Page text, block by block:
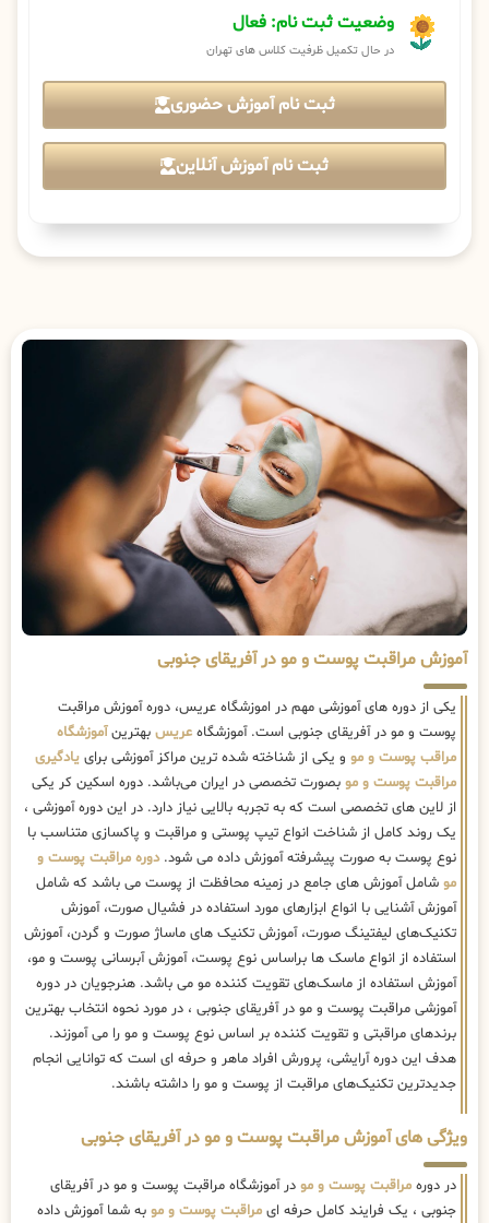
وضعیت ثبت نام: فعال
در حال تکمیل ظرفیت کلاس های تهران
ثبت نام آموزش حضوری
ثبت نام آموزش آنلاین
آموزش مراقبت پوست و مو در آفریقای جنوبی
یکی از دوره های آموزشی مهم در اموزشگاه عریس، دوره آموزش مراقبت
پوست و مو در آفریقای جنوبی است. آموزشگاه عریس بهترینآموزشگاه
مراقب پوست و مو و یکی از شناخته شده ترین مراکز آموزشی برای یادگیری
مراقبت پوست و مو بصورت تخصصی در ایران می‌باشد. دوره اسکین کر یکی
از لاین های تخصصی است که به تجربه بالایی نیاز دارد. در این دوره آموزشی ،
یک روند کامل از شناخت انواع تیپ پوستی و مراقبت و پاکسازی متناسب با
نوع پوست به صورت پیشرفته آموزش داده می شود.دوره مراقبت پوست و
مو شامل آموزش های جامع در زمینه محافظت از پوست می باشد که شامل
آموزش آشنایی با انواع ابزارهای مورد استفاده در فشیال صورت، آموزش
تکنیک‌های لیفتینگ صورت، آموزش تکنیک های ماساژ صورت و گردن، آموزش
استفاده از انواع ماسک ها براساس نوع پوست، آموزش آبرسانی پوست و مو،
آموزش استفاده از ماسک‌های تقویت کننده مو می باشد. هنرجویان در دوره
آموزشی مراقبت پوست و مو در آفریقای جنوبی ، در مورد نحوه انتخاب بهترین
برندهای مراقبتی و تقویت کننده بر اساس نوع پوست و مو را می آموزند.
هدف این دوره آرایشی، پرورش افراد ماهر و حرفه ای است که توانایی انجام
جدیدترین تکنیک‌های مراقبت از پوست و مو را داشته باشند.
ویژگی های آموزش مراقبت پوست و مو در آفریقای جنوبی
در دوره مراقبت پوست و مو در آموزشگاه مراقبت پوست و مو در آفریقای
جنوبی ، یک فرایند کامل حرفه ای مراقبت پوست و مو به شما آموزش داده